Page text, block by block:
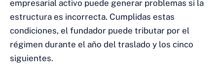
empresarial activo puede generar problemas si la
estructura es incorrecta. Cumplidas estas
condiciones, el fundador puede tributar por el
régimen durante el año del traslado y los cinco
siguientes.